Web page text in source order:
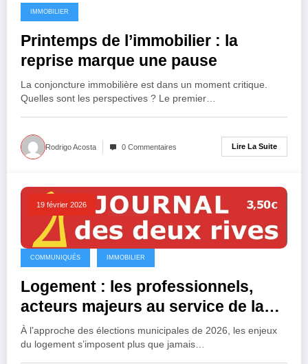
1 avril 2026
IMMOBILIER
Printemps de l’immobilier : la
reprise marque une pause
La conjoncture immobilière est dans un moment critique.
Quelles sont les perspectives ? Le premier…
Rodrigo Acosta 0 Commentaires Lire La Suite
19 février 2026
COMMUNIQUÉS IMMOBILIER
Logement : les professionnels,
acteurs majeurs au service de la
population et de la collectivité
À l’approche des élections municipales de 2026, les enjeux
du logement s’imposent plus que jamais…